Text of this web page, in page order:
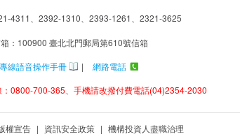
4311、2392-1310、2393-1261、2321-3625
：100900 臺北北門郵局第610號信箱
線語音操作手冊 |
網路電話
0800-700-365、手機請改撥付費電話(04)2354-2030
權宣告 | 資訊安全政策 | 機構投資人盡職治理